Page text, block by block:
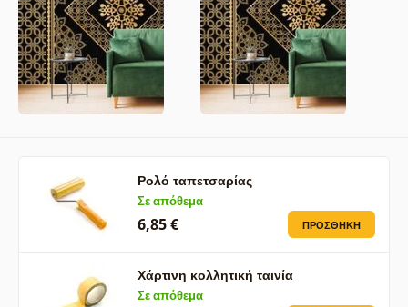
Ρολό ταπετσαρίας
Σε απόθεμα
6,85 € ΠΡΟΣΘΉΚΗ
Χάρτινη κολλητική ταινία
Σε απόθεμα